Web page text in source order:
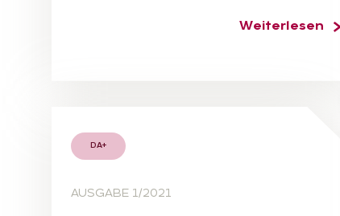
Weiterlesen
DA+
AUSGABE 1/2021